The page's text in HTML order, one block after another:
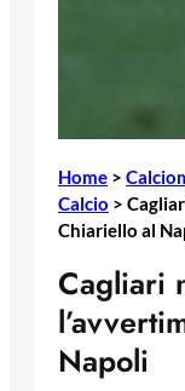
Home >
Calcio >
Chiariello al
Cagliari
Napoli